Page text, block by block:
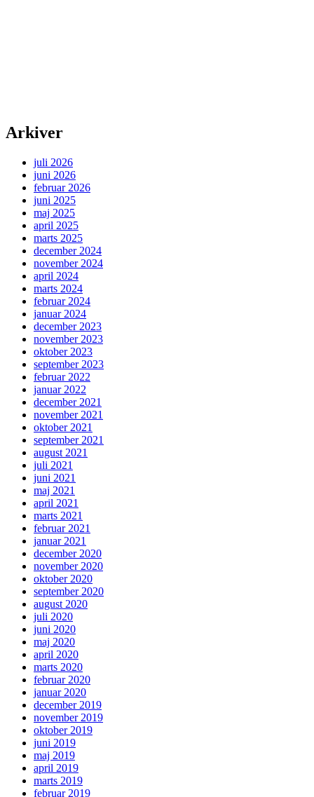
Arkiver
juli 2026
juni 2026
februar 2026
juni 2025
maj 2025
april 2025
marts 2025
december 2024
november 2024
april 2024
marts 2024
februar 2024
januar 2024
december 2023
november 2023
oktober 2023
september 2023
februar 2022
januar 2022
december 2021
november 2021
oktober 2021
september 2021
august 2021
juli 2021
juni 2021
maj 2021
april 2021
marts 2021
februar 2021
januar 2021
december 2020
november 2020
oktober 2020
september 2020
august 2020
juli 2020
juni 2020
maj 2020
april 2020
marts 2020
februar 2020
januar 2020
december 2019
november 2019
oktober 2019
juni 2019
maj 2019
april 2019
marts 2019
februar 2019